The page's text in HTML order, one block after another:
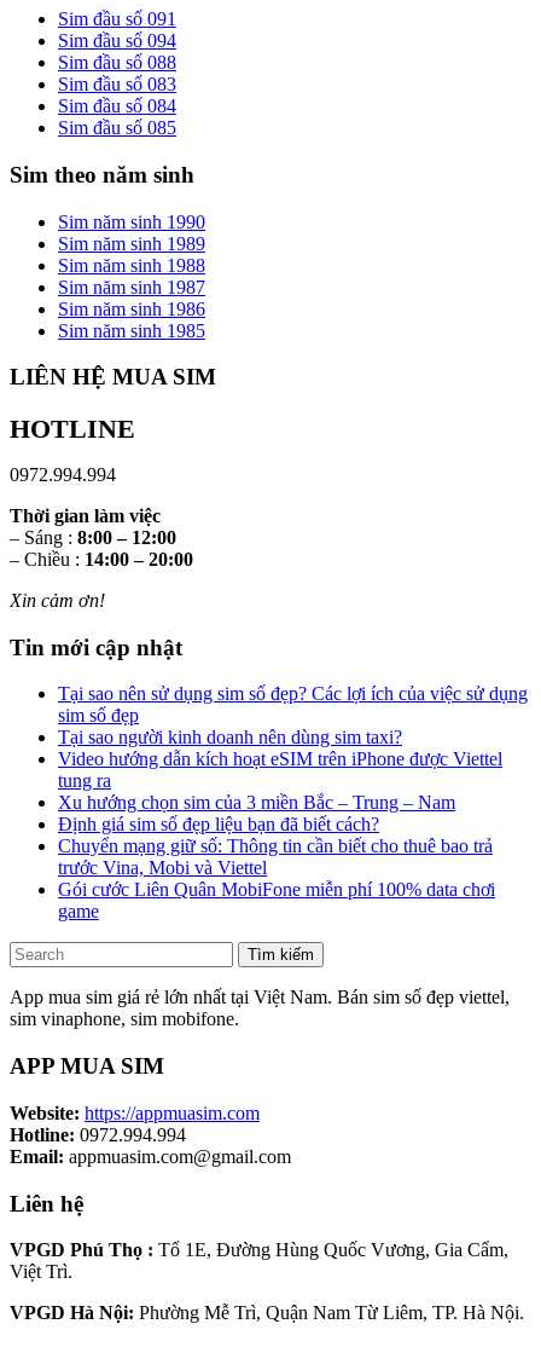
Sim đầu số 091
Sim đầu số 094
Sim đầu số 088
Sim đầu số 083
Sim đầu số 084
Sim đầu số 085
Sim theo năm sinh
Sim năm sinh 1990
Sim năm sinh 1989
Sim năm sinh 1988
Sim năm sinh 1987
Sim năm sinh 1986
Sim năm sinh 1985
LIÊN HỆ MUA SIM
HOTLINE
0972.994.994
Thời gian làm việc
– Sáng : 8:00 – 12:00
– Chiều : 14:00 – 20:00
Xin cảm ơn!
Tin mới cập nhật
Tại sao nên sử dụng sim số đẹp? Các lợi ích của việc sử dụng
sim số đẹp
Tại sao người kinh doanh nên dùng sim taxi?
Video hướng dẫn kích hoạt eSIM trên iPhone được Viettel
tung ra
Xu hướng chọn sim của 3 miền Bắc – Trung – Nam
Định giá sim số đẹp liệu bạn đã biết cách?
Chuyển mạng giữ số: Thông tin cần biết cho thuê bao trả
trước Vina, Mobi và Viettel
Gói cước Liên Quân MobiFone miễn phí 100% data chơi
game
Tìm kiếm
App mua sim giá rẻ lớn nhất tại Việt Nam. Bán sim số đẹp viettel,
sim vinaphone, sim mobifone.
APP MUA SIM
Website: https://appmuasim.com
Hotline: 0972.994.994
Email: appmuasim.com@gmail.com
Liên hệ
VPGD Phú Thọ : Tổ 1E, Đường Hùng Quốc Vương, Gia Cẩm,
Việt Trì.
VPGD Hà Nội: Phường Mễ Trì, Quận Nam Từ Liêm, TP. Hà Nội.